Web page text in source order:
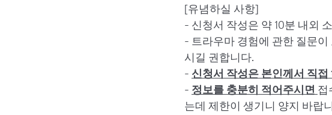
[유념하실 사항]
- 신청서 작성은 약 10분 내외
- 트라우마 경험에 관한 질문
시길 권합니다.
- 신청서 작성은 본인께서 직접
- 정보를 충분히 적어주시면 접
는데 제한이 생기니 양지 바랍